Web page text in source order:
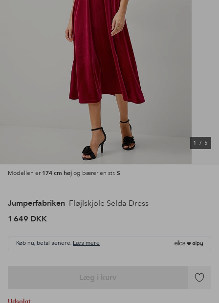
1 / 5
Modellen er 174 cm høj og bærer en str. S
Jumperfabriken Fløjlskjole Selda Dress
1 649 DKK
Køb nu, betal senere. Læs mere
Læg i kurv
Tilføj